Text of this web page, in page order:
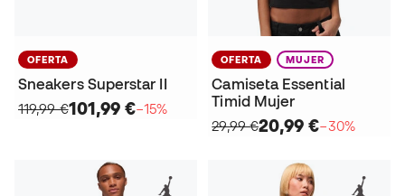
OFERTA
Sneakers Superstar II
119,99 €101,99 €−15%
OFERTA MUJER
Camiseta Essential
Timid Mujer
29,99 €20,99 €−30%